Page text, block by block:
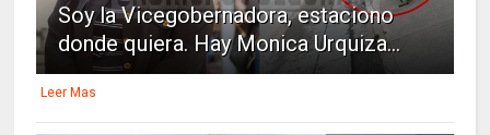
Soy la Vicegobernadora, estaciono
donde quiera. Hay Monica Urquiza...
Leer Mas